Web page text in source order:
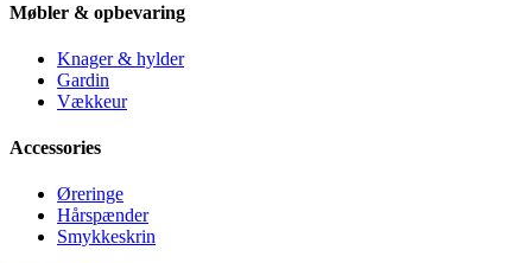
Møbler & opbevaring
Knager & hylder
Gardin
Vækkeur
Accessories
Øreringe
Hårspænder
Smykkeskrin